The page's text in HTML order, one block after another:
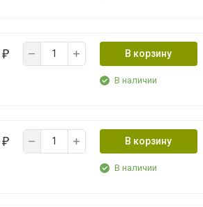
₽ В корзину
В наличии
₽ В корзину
В наличии